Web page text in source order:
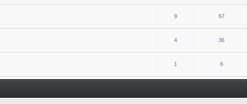
9 67
4 36
1 6